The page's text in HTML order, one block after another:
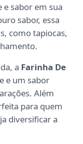
e sabor em sua
sabor, essa
como tapiocas,
a Farinha De
e um sabor
Além
para quem
diversificar a